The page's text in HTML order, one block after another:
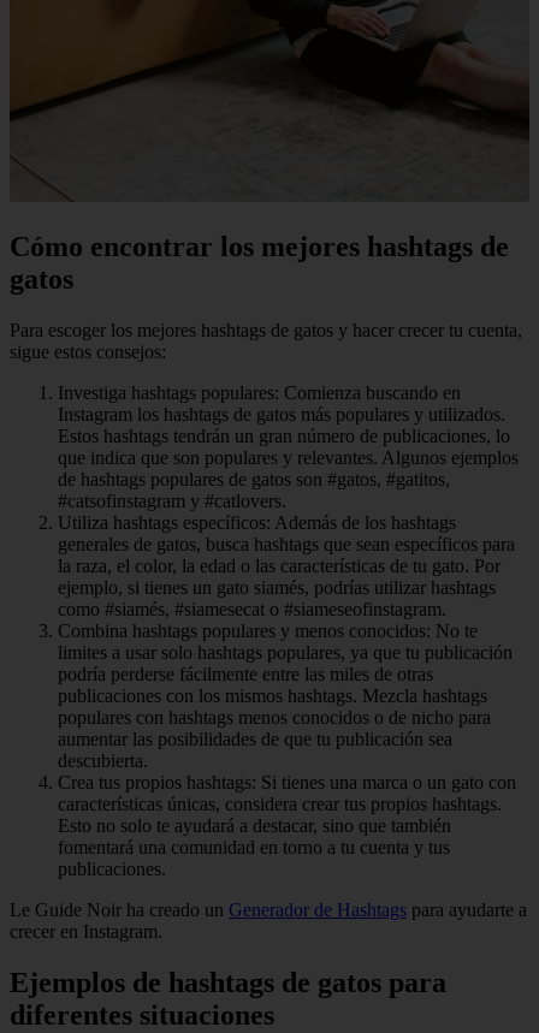
Cómo encontrar los mejores hashtags de
gatos
Para escoger los mejores hashtags de gatos y hacer crecer tu cuenta,
sigue estos consejos:
Investiga hashtags populares: Comienza buscando en
Instagram los hashtags de gatos más populares y utilizados.
Estos hashtags tendrán un gran número de publicaciones, lo
que indica que son populares y relevantes. Algunos ejemplos
de hashtags populares de gatos son #gatos, #gatitos,
#catsofinstagram y #catlovers.
Utiliza hashtags específicos: Además de los hashtags
generales de gatos, busca hashtags que sean específicos para
la raza, el color, la edad o las características de tu gato. Por
ejemplo, si tienes un gato siamés, podrías utilizar hashtags
como #siamés, #siamesecat o #siameseofinstagram.
Combina hashtags populares y menos conocidos: No te
limites a usar solo hashtags populares, ya que tu publicación
podría perderse fácilmente entre las miles de otras
publicaciones con los mismos hashtags. Mezcla hashtags
populares con hashtags menos conocidos o de nicho para
aumentar las posibilidades de que tu publicación sea
descubierta.
Crea tus propios hashtags: Si tienes una marca o un gato con
características únicas, considera crear tus propios hashtags.
Esto no solo te ayudará a destacar, sino que también
fomentará una comunidad en torno a tu cuenta y tus
publicaciones.
Le Guide Noir ha creado un Generador de Hashtags para ayudarte a
crecer en Instagram.
Ejemplos de hashtags de gatos para
diferentes situaciones